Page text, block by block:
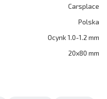
Carsplace
Polska
Ocynk 1.0-1.2 mm
20x80 mm